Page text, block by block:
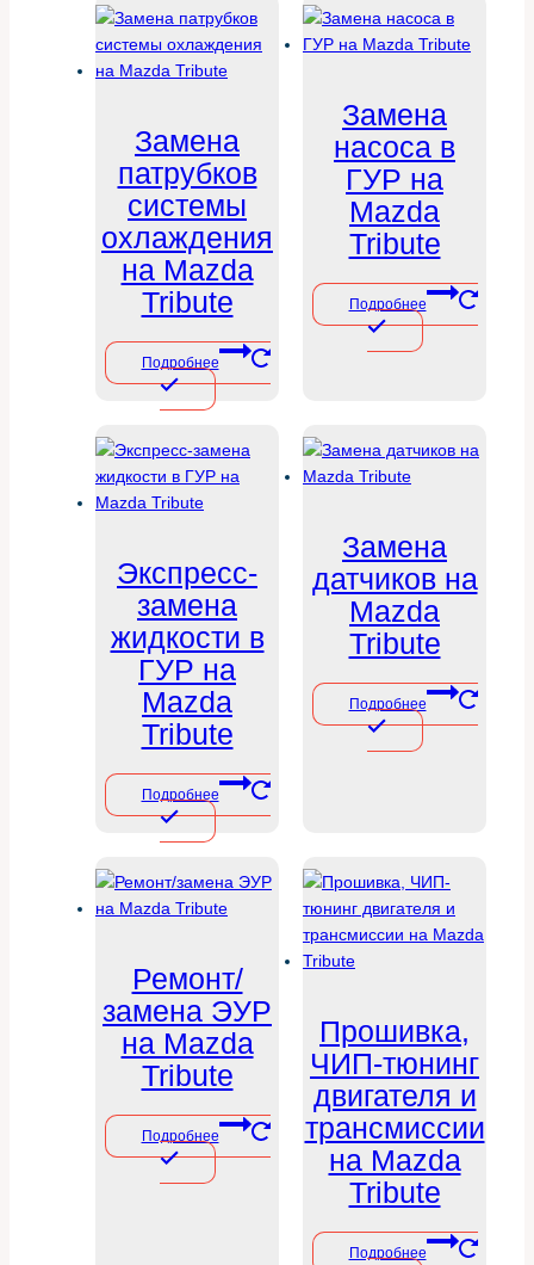
Замена
патрубков
системы
охлаждения
на Mazda
Tribute
Подробнее
Замена
насоса в
ГУР на
Mazda
Tribute
Подробнее
Экспресс-
замена
жидкости в
ГУР на
Mazda
Tribute
Подробнее
Замена
датчиков на
Mazda
Tribute
Подробнее
Ремонт/
замена ЭУР
на Mazda
Tribute
Подробнее
Прошивка,
ЧИП-тюнинг
двигателя и
трансмиссии
на Mazda
Tribute
Подробнее